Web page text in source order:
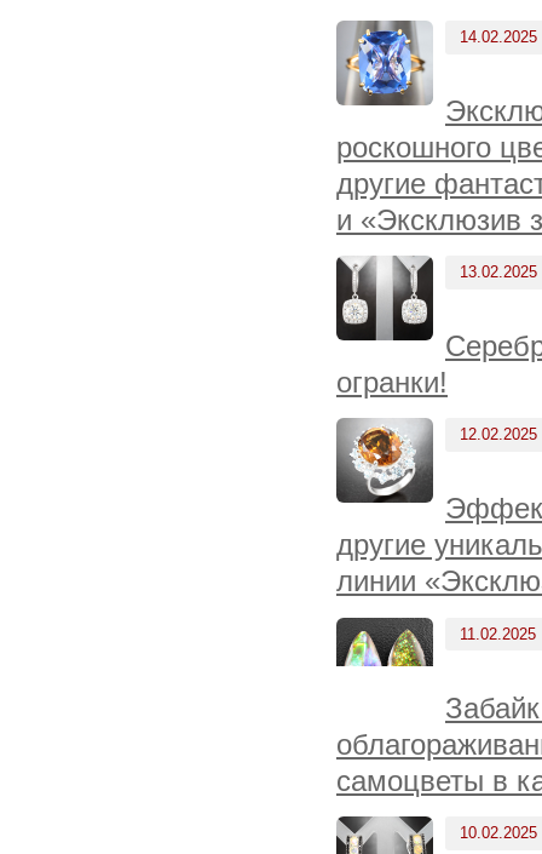
14.02.2025
роскошного
другие
и «Эксклюзив
13.02.2025
огранки!
12.02.2025
другие
линии
11.02.2025
самоцветы в
10.02.2025